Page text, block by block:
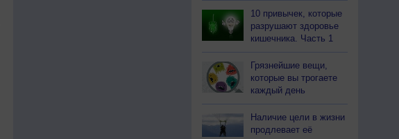
10 привычек, которые
разрушают здоровье
кишечника. Часть 1
Грязнейшие вещи,
которые вы трогаете
каждый день
Наличие цели в жизни
продлевает её